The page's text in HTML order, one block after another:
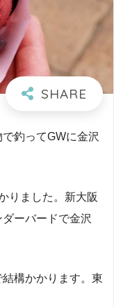
釣ってGWに金沢
りました。新大阪
ーバードで金沢
構かかります。東